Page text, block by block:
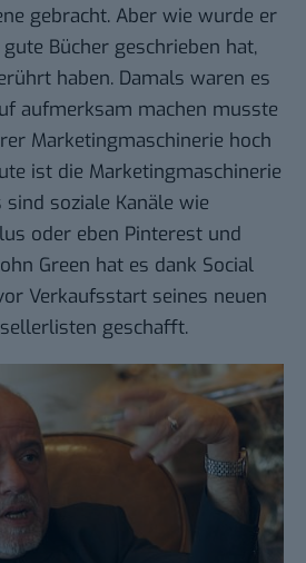
gebracht. Aber wie wurde er
Bücher geschrieben hat,
haben. Damals waren es
aufmerksam machen musste
Marketingmaschinerie hoch
ist die Marketingmaschinerie
soziale Kanäle wie
oder eben Pinterest und
Green hat es dank Social
Verkaufsstart seines neuen
geschafft.